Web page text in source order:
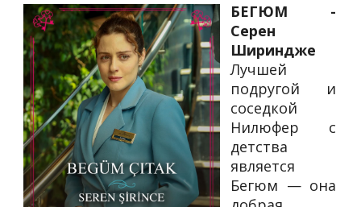
БЕГЮМ -
Серен
Шириндже
Лучшей
подругой и
соседкой
Нилюфер с
детства
является
Бегюм — она